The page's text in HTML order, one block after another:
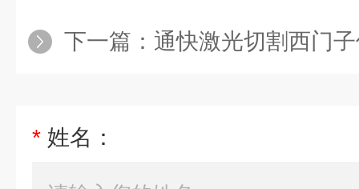
下一篇： 通快激光切割西门子伺
* 姓名：